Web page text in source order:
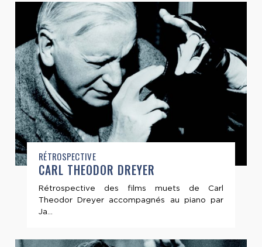
RÉTROSPECTIVE
CARL THEODOR DREYER
Rétrospective des films muets de Carl
Theodor Dreyer accompagnés au piano par
Ja...